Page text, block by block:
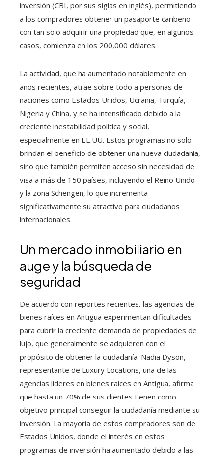
inversión (CBI, por sus siglas en inglés), permitiendo
a los compradores obtener un pasaporte caribeño
con tan solo adquirir una propiedad que, en algunos
casos, comienza en los 200,000 dólares.
La actividad, que ha aumentado notablemente en
años recientes, atrae sobre todo a personas de
naciones como Estados Unidos, Ucrania, Turquía,
Nigeria y China, y se ha intensificado debido a la
creciente inestabilidad política y social,
especialmente en EE.UU. Estos programas no solo
brindan el beneficio de obtener una nueva ciudadanía,
sino que también permiten acceso sin necesidad de
visa a más de 150 países, incluyendo el Reino Unido
y la zona Schengen, lo que incrementa
significativamente su atractivo para ciudadanos
internacionales.
Un mercado inmobiliario en
auge y la búsqueda de
seguridad
De acuerdo con reportes recientes, las agencias de
bienes raíces en Antigua experimentan dificultades
para cubrir la creciente demanda de propiedades de
lujo, que generalmente se adquieren con el
propósito de obtener la ciudadanía. Nadia Dyson,
representante de Luxury Locations, una de las
agencias líderes en bienes raíces en Antigua, afirma
que hasta un 70% de sus clientes tienen como
objetivo principal conseguir la ciudadanía mediante su
inversión. La mayoría de estos compradores son de
Estados Unidos, donde el interés en estos
programas de inversión ha aumentado debido a las